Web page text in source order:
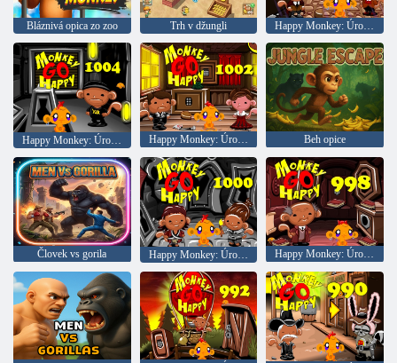
Bláznivá opica zo zoo Trh v džungli Happy Monkey: Úroveň 1006
Happy Monkey: Úroveň 1004 Happy Monkey: Úroveň 1002 Beh opice
Človek vs gorila Happy Monkey: Úroveň 1000